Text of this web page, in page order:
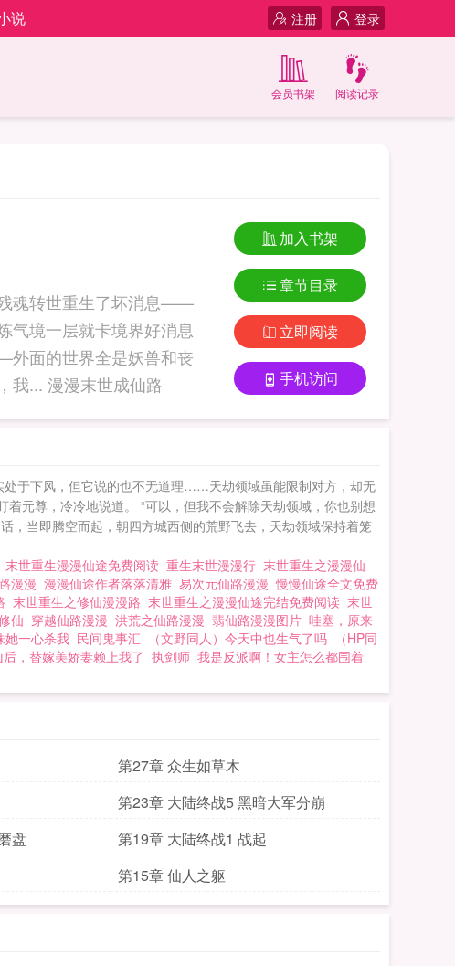
说 登录
注册
阅读记录
会员书架
魂转世重生了坏消息——
境一层就卡境界好消息
面的世界全是妖兽和丧
尸，获取资源方便坏消息——没有地图，没有导航……洪笑说：重生，我... 漫漫末世成仙路
加入书架
章节目录
立即阅读
手机访问
处于下风，但它说的也不无道理……天劫领域虽能限制对方，却无
元尊，冷冷地说道。 “可以，但我不会解除天劫领域，你也别想
，当即腾空而起，朝四方城西侧的荒野飞去，天劫领域保持着笼
末世重生漫漫仙途免费阅读 重生末世漫漫行 末世重生之漫漫仙
漫漫 漫漫仙途作者落落清雅 易次元仙路漫漫慢慢仙途全文免费
末世重生之修仙漫漫路 末世重生之漫漫仙途完结免费阅读 末世
仙 穿越仙路漫漫 洪荒之仙路漫漫 翡仙路漫漫图片 哇塞，原来
她一心杀我 民间鬼事汇 （文野同人）今天中也生气了吗
（HP同
后，替嫁美娇妻赖上我了 执剑师 我是反派啊！女主怎么都围着
第27章 众生如草木
第23章 大陆终战5 黑暗大军分崩
盘
第19章 大陆终战1 战起
第15章 仙人之躯